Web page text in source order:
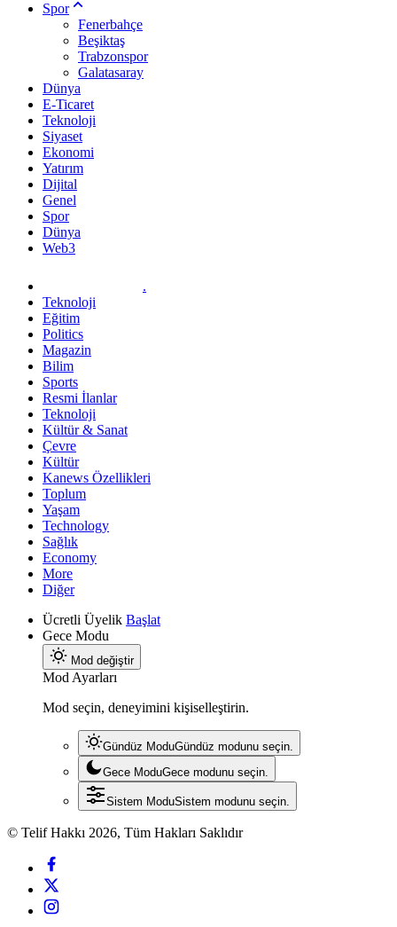
Spor
Fenerbahçe
Beşiktaş
Trabzonspor
Galatasaray
Dünya
E-Ticaret
Teknoloji
Siyaset
Ekonomi
Yatırım
Dijital
Genel
Spor
Dünya
Web3
.
Teknoloji
Eğitim
Politics
Magazin
Bilim
Sports
Resmi İlanlar
Teknoloji
Kültür & Sanat
Çevre
Kültür
Kanews Özellikleri
Toplum
Yaşam
Technology
Sağlık
Economy
More
Diğer
Ücretli Üyelik Başlat
Gece Modu
Mod değiştir
Mod Ayarları
Mod seçin, deneyimini kişiselleştirin.
Gündüz ModuGündüz modunu seçin.
Gece ModuGece modunu seçin.
Sistem ModuSistem modunu seçin.
© Telif Hakkı 2026, Tüm Hakları Saklıdır